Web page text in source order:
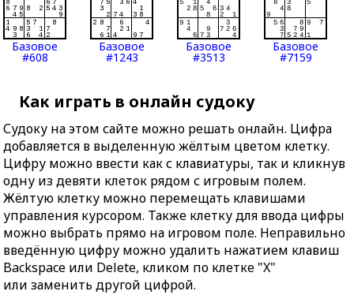
Базовое
#608
Базовое
#1243
Базовое
#3513
Базовое
#7159
Как играть в онлайн судоку
Судоку на этом сайте можно решать онлайн. Цифра
добавляется в выделенную жёлтым цветом клетку.
Цифру можно ввести как с клавиатуры, так и кликнув
одну из девяти клеток рядом с игровым полем.
Жёлтую клетку можно перемещать клавишами
управления курсором. Также клетку для ввода цифры
можно выбрать прямо на игровом поле. Неправильно
введённую цифру можно удалить нажатием клавиш
Backspace или Delete, кликом по клетке "X"
или заменить другой цифрой.